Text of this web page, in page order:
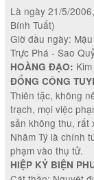
Là ngày 21/5/
Bính Tuất)
Giờ đầu ngày:
Trực Phá - Sao
HOÀNG ĐẠO:
ĐỔNG CÔNG
Thiên tặc, không
trạch, mọi việc
sản không thu, rất
Nhâm Tý là chính
phạm vào thụ tử.
HIỆP KỶ BIỆN